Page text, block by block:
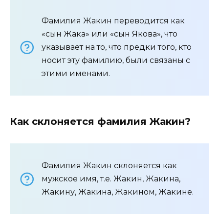
Фамилия Жакин переводится как
«сын Жака» или «сын Якова», что
указывает на то, что предки того, кто
носит эту фамилию, были связаны с
этими именами.
Как склоняется фамилия Жакин?
Фамилия Жакин склоняется как
мужское имя, т.е. Жакин, Жакина,
Жакину, Жакина, Жакином, Жакине.